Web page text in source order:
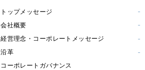
トップメッセージ
会社概要
経営理念・コーポレートメッセージ
沿革
コーポレートガバナンス